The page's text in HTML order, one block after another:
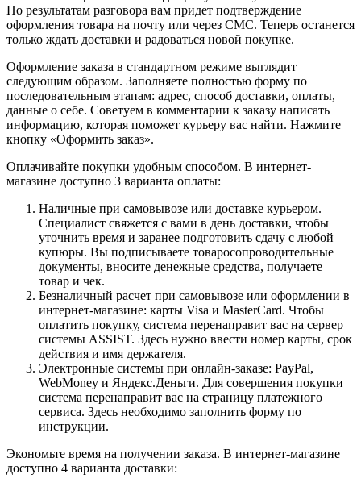
По результатам разговора вам придет подтверждение
оформления товара на почту или через СМС. Теперь останется
только ждать доставки и радоваться новой покупке.
Оформление заказа в стандартном режиме выглядит
следующим образом. Заполняете полностью форму по
последовательным этапам: адрес, способ доставки, оплаты,
данные о себе. Советуем в комментарии к заказу написать
информацию, которая поможет курьеру вас найти. Нажмите
кнопку «Оформить заказ».
Оплачивайте покупки удобным способом. В интернет-
магазине доступно 3 варианта оплаты:
Наличные при самовывозе или доставке курьером.
Специалист свяжется с вами в день доставки, чтобы
уточнить время и заранее подготовить сдачу с любой
купюры. Вы подписываете товаросопроводительные
документы, вносите денежные средства, получаете
товар и чек.
Безналичный расчет при самовывозе или оформлении в
интернет-магазине: карты Visa и MasterCard. Чтобы
оплатить покупку, система перенаправит вас на сервер
системы ASSIST. Здесь нужно ввести номер карты, срок
действия и имя держателя.
Электронные системы при онлайн-заказе: PayPal,
WebMoney и Яндекс.Деньги. Для совершения покупки
система перенаправит вас на страницу платежного
сервиса. Здесь необходимо заполнить форму по
инструкции.
Экономьте время на получении заказа. В интернет-магазине
доступно 4 варианта доставки: